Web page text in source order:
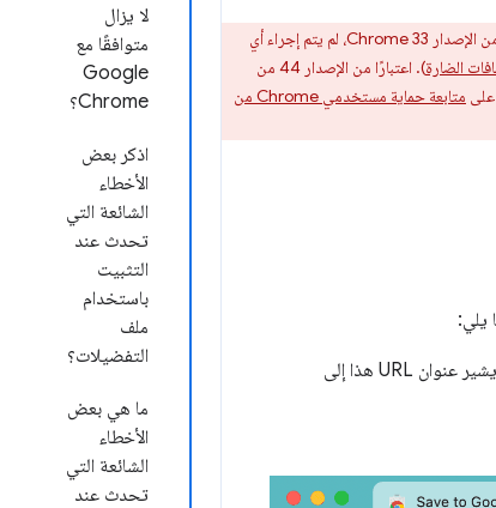
لا يزال
متوافقًا مع
Google
Chrome؟
اذكر بعض
الأخطاء
الشائعة التي
تحدث عند
التثبيت
باستخدام
ملف
التفضيلات؟
ما هي بعض
الأخطاء
الشائعة التي
تحدث عند
اعتبارًا من الإصدار Chrome 33، لم يتم إجراء أي
). اعتبارًا من الإصدار 44 من
متابعة حماية مستخدمي Chrome من
يلي:
. يشير عنوان URL هذا إلى